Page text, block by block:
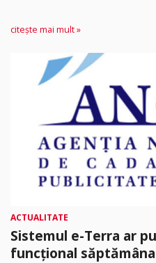
citește mai mult »
ACTUALITATE
Sistemul e-Terra ar
funcțional